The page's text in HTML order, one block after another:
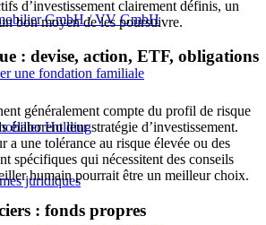
GmbH / VV GmbH
une fondation familiale
Holding
juridiques
d’investissement clairement définis, un
bon moyen de les poursuivre.
: devise, action, ETF, obligations
généralement compte du profil de risque
élaborent leur stratégie d’investissement.
a une tolérance au risque élevée ou des
spécifiques qui nécessitent des conseils
humain pourrait être un meilleur choix.
: fonds propres